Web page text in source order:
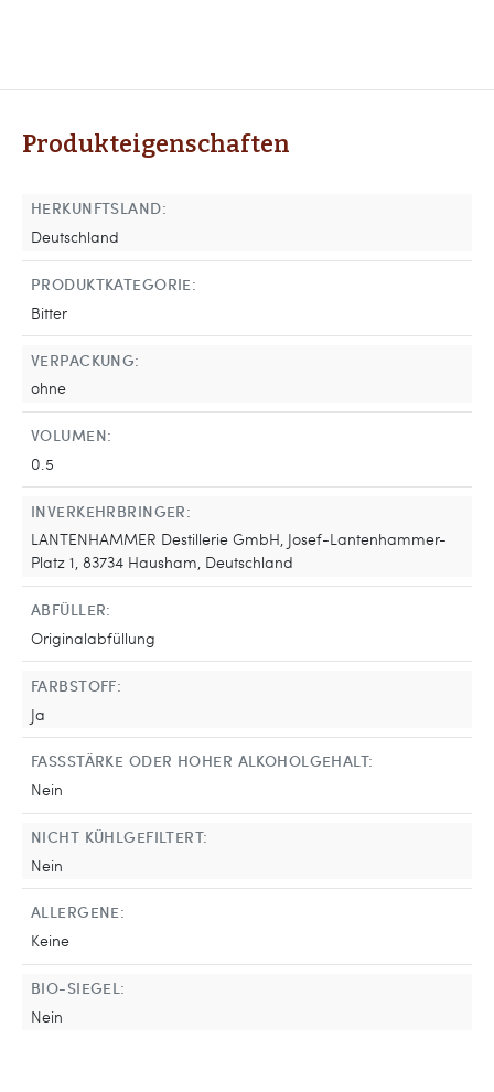
Produkteigenschaften
HERKUNFTSLAND:
Deutschland
PRODUKTKATEGORIE:
Bitter
VERPACKUNG:
ohne
VOLUMEN:
0.5
INVERKEHRBRINGER:
LANTENHAMMER Destillerie GmbH, Josef-Lantenhammer-
Platz 1, 83734 Hausham, Deutschland
ABFÜLLER:
Originalabfüllung
FARBSTOFF:
Ja
FASSSTÄRKE ODER HOHER ALKOHOLGEHALT:
Nein
NICHT KÜHLGEFILTERT:
Nein
ALLERGENE:
Keine
BIO-SIEGEL:
Nein